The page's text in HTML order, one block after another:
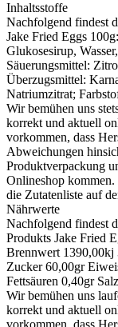
Inhaltsstoffe
Nachfolgend findest
Jake Fried Eggs 100g:
Glukosesirup,
Säuerungsmittel:
Überzugsmittel:
Natriumzitrat;
Wir bemühen uns
korrekt und aktuell
vorkommen, dass
Abweichungen
Produktverpackung
Onlineshop
die Zutatenliste auf
Nährwerte
Nachfolgend findest
Produkts Jake Fried
Brennwert 1390,00kj
Zucker 60,00gr
Fettsäuren 0,40gr
Wir bemühen uns
korrekt und aktuell